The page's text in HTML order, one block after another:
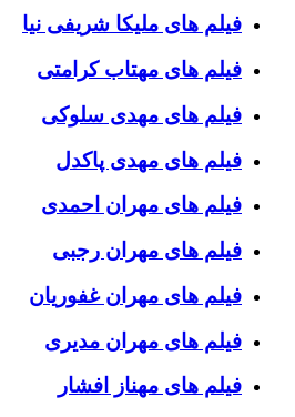
فیلم های ملیکا شریفی نیا
فیلم های مهتاب کرامتی
فیلم های مهدی سلوکی
فیلم های مهدی پاکدل
فیلم های مهران احمدی
فیلم های مهران رجبی
فیلم های مهران غفوریان
فیلم های مهران مدیری
فیلم های مهناز افشار